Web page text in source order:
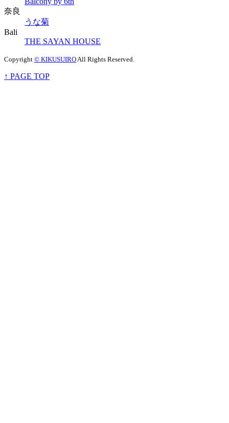
奈良
うな菊
Bali
THE SAYAN HOUSE
Copyright © KIKUSUIROAll Rights Reserved.
↑ PAGE TOP